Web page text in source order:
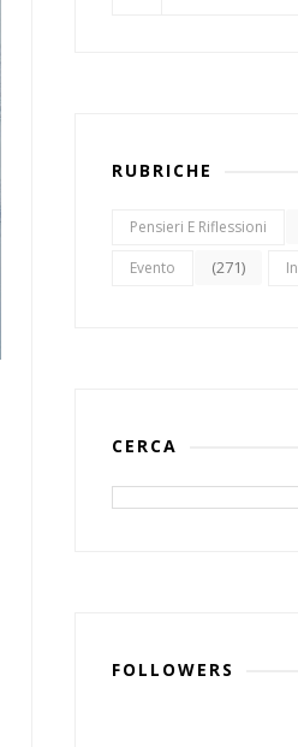
RUBRICHE
Pensieri E Riflessioni
Evento (271)
CERCA
FOLLOWERS